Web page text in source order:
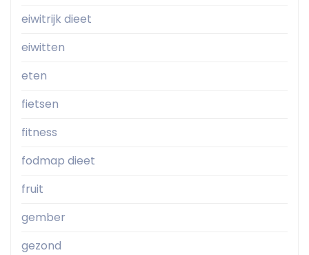
eiwitrijk dieet
eiwitten
eten
fietsen
fitness
fodmap dieet
fruit
gember
gezond